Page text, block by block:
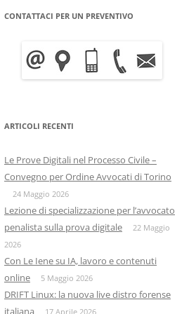
SU TELEGRAM
WRITE BLOCKER: COME
QUANTO COSTA
INFORMATICA GIURIDICA
DATA BREACH
DIGITAL FORENSICS
DISTRIBUZIONE FORENSE
BITCOIN FORENSICS E
BLOCKCHAIN
ONIF
OSINTITALIA
CONTATTACI PER UN PREVENTIVO
ARTICOLI RECENTI
Le Prove Digitali nel Processo Civile –
Convegno per Ordine Avvocati di Torino
24 Maggio 2026
Lezione di specializzazione per l’avvocato
penalista sulla prova digitale
22 Maggio
2026
Con Le Iene su IA, lavoro e contenuti
online
5 Maggio 2026
DRIFT Linux: la nuova live distro forense
italiana
17 Aprile 2026